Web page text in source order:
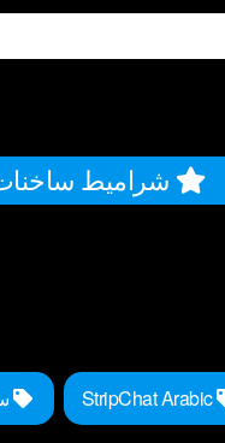
شراميط
StripChat Arabic